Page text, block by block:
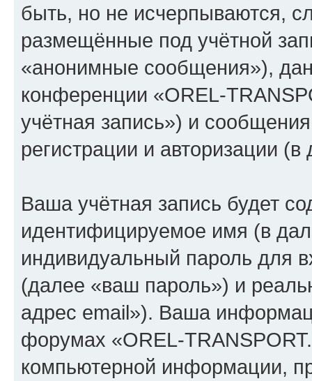
быть, но не исчерпываются,
размещённые под учётной
«анонимные сообщения»),
конференции «OREL-
учётная запись») и
регистрации и авторизации
Ваша учётная запись будет
идентифицируемое имя (в
индивидуальный пароль для
(далее «ваш пароль») и
адрес email»). Ваша
форумах «OREL-
компьютерной информации,